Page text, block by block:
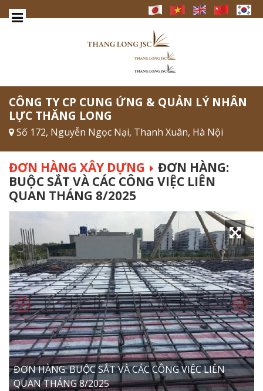
CÔNG TY CP CUNG ỨNG & QUẢN LÝ NHÂN
LỰC THĂNG LONG
Số 172, Nguyễn Ngọc Nại, Thanh Xuân, Hà Nội
ĐƠN HÀNG XÂY DỰNG
ĐƠN HÀNG:
BUỘC SẮT VÀ CÁC CÔNG VIỆC LIÊN
QUAN THÁNG 8/2025
ĐƠN HÀNG: BUỘC SẮT VÀ CÁC CÔNG VIỆC LIÊN
QUAN THÁNG 8/2025